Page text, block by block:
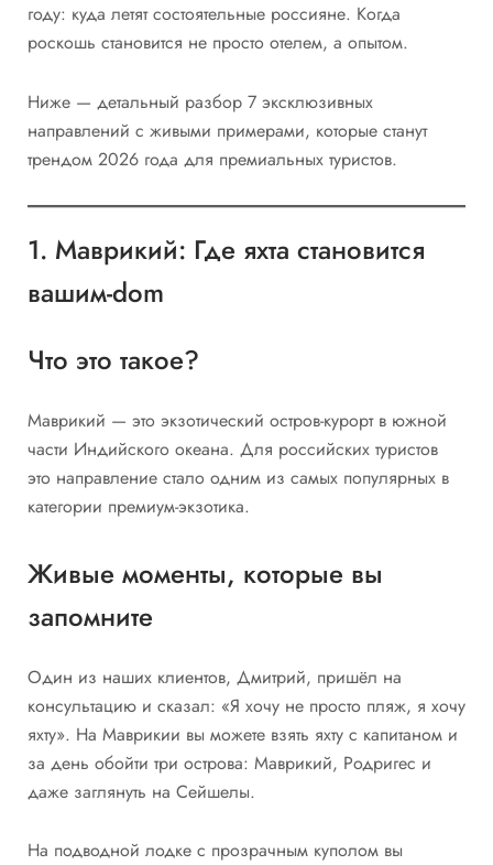
году: куда летят состоятельные россияне. Когда
роскошь становится не просто отелем, а опытом.
Ниже — детальный разбор 7 эксклюзивных
направлений с живыми примерами, которые станут
трендом 2026 года для премиальных туристов.
1. Маврикий: Где яхта становится
вашим-dom
Что это такое?
Маврикий — это экзотический остров-курорт в южной
части Индийского океана. Для российских туристов
это направление стало одним из самых популярных в
категории премиум-экзотика.
Живые моменты, которые вы
запомните
Один из наших клиентов, Дмитрий, пришёл на
консультацию и сказал: «Я хочу не просто пляж, я хочу
яхту». На Маврикии вы можете взять яхту с капитаном и
за день обойти три острова: Маврикий, Родригес и
даже заглянуть на Сейшелы.
На подводной лодке с прозрачным куполом вы